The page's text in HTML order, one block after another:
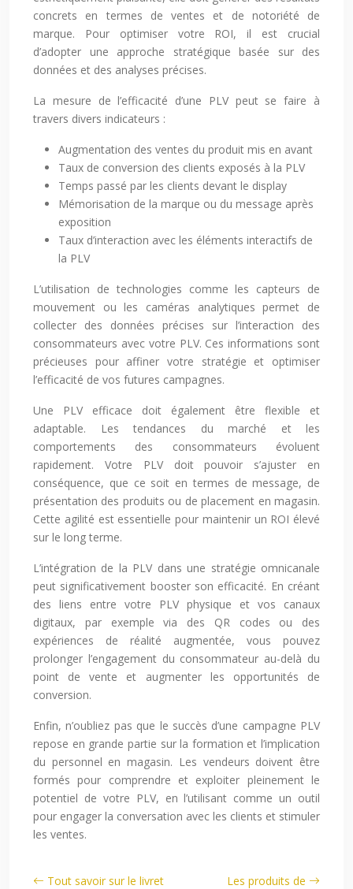
concrets en termes de ventes et de notoriété de
marque. Pour optimiser votre ROI, il est crucial
d’adopter une approche stratégique basée sur des
données et des analyses précises.
La mesure de l’efficacité d’une PLV peut se faire à
travers divers indicateurs :
Augmentation des ventes du produit mis en avant
Taux de conversion des clients exposés à la PLV
Temps passé par les clients devant le display
Mémorisation de la marque ou du message après
exposition
Taux d’interaction avec les éléments interactifs de
la PLV
L’utilisation de technologies comme les capteurs de
mouvement ou les caméras analytiques permet de
collecter des données précises sur l’interaction des
consommateurs avec votre PLV. Ces informations sont
précieuses pour affiner votre stratégie et optimiser
l’efficacité de vos futures campagnes.
Une PLV efficace doit également être flexible et
adaptable. Les tendances du marché et les
comportements des consommateurs évoluent
rapidement. Votre PLV doit pouvoir s’ajuster en
conséquence, que ce soit en termes de message, de
présentation des produits ou de placement en magasin.
Cette agilité est essentielle pour maintenir un ROI élevé
sur le long terme.
L’intégration de la PLV dans une stratégie omnicanale
peut significativement booster son efficacité. En créant
des liens entre votre PLV physique et vos canaux
digitaux, par exemple via des QR codes ou des
expériences de réalité augmentée, vous pouvez
prolonger l’engagement du consommateur au-delà du
point de vente et augmenter les opportunités de
conversion.
Enfin, n’oubliez pas que le succès d’une campagne PLV
repose en grande partie sur la formation et l’implication
du personnel en magasin. Les vendeurs doivent être
formés pour comprendre et exploiter pleinement le
potentiel de votre PLV, en l’utilisant comme un outil
pour engager la conversation avec les clients et stimuler
les ventes.
Tout savoir sur le livret
Les produits de